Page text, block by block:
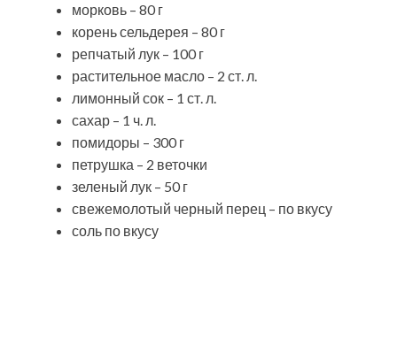
морковь – 80 г
корень сельдерея – 80 г
репчатый лук – 100 г
растительное масло – 2 ст. л.
лимонный сок – 1 ст. л.
сахар – 1 ч. л.
помидоры – 300 г
петрушка – 2 веточки
зеленый лук – 50 г
свежемолотый черный перец – по вкусу
соль по вкусу